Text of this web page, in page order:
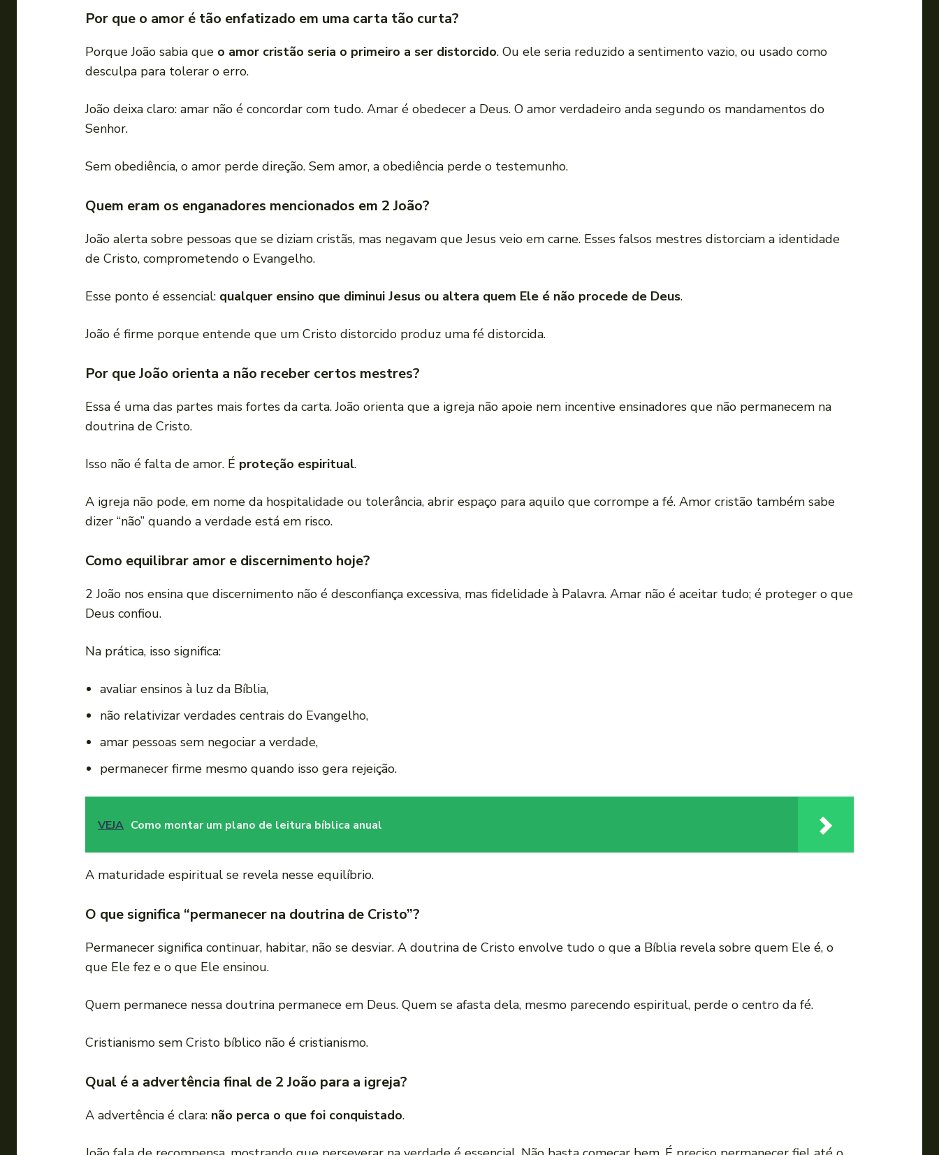
Por que o amor é tão enfatizado em uma carta tão curta?
Porque João sabia que o amor cristão seria o primeiro a ser distorcido. Ou ele seria reduzido a sentimento vazio, ou usado como
desculpa para tolerar o erro.
João deixa claro: amar não é concordar com tudo. Amar é obedecer a Deus. O amor verdadeiro anda segundo os mandamentos do
Senhor.
Sem obediência, o amor perde direção. Sem amor, a obediência perde o testemunho.
Quem eram os enganadores mencionados em 2 João?
João alerta sobre pessoas que se diziam cristãs, mas negavam que Jesus veio em carne. Esses falsos mestres distorciam a identidade
de Cristo, comprometendo o Evangelho.
Esse ponto é essencial: qualquer ensino que diminui Jesus ou altera quem Ele é não procede de Deus.
João é firme porque entende que um Cristo distorcido produz uma fé distorcida.
Por que João orienta a não receber certos mestres?
Essa é uma das partes mais fortes da carta. João orienta que a igreja não apoie nem incentive ensinadores que não permanecem na
doutrina de Cristo.
Isso não é falta de amor. É proteção espiritual.
A igreja não pode, em nome da hospitalidade ou tolerância, abrir espaço para aquilo que corrompe a fé. Amor cristão também sabe
dizer “não” quando a verdade está em risco.
Como equilibrar amor e discernimento hoje?
2 João nos ensina que discernimento não é desconfiança excessiva, mas fidelidade à Palavra. Amar não é aceitar tudo; é proteger o que
Deus confiou.
Na prática, isso significa:
avaliar ensinos à luz da Bíblia,
não relativizar verdades centrais do Evangelho,
amar pessoas sem negociar a verdade,
permanecer firme mesmo quando isso gera rejeição.
VEJA Como montar um plano de leitura bíblica anual
A maturidade espiritual se revela nesse equilíbrio.
O que significa “permanecer na doutrina de Cristo”?
Permanecer significa continuar, habitar, não se desviar. A doutrina de Cristo envolve tudo o que a Bíblia revela sobre quem Ele é, o
que Ele fez e o que Ele ensinou.
Quem permanece nessa doutrina permanece em Deus. Quem se afasta dela, mesmo parecendo espiritual, perde o centro da fé.
Cristianismo sem Cristo bíblico não é cristianismo.
Qual é a advertência final de 2 João para a igreja?
A advertência é clara: não perca o que foi conquistado.